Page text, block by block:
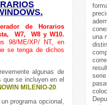
de Horarios
W7, W8 y W10.
98/ME/XP/ NT, en
se tenga de dichos
algunas de
que se incluyen en el
MILENIO-20.
programa opcional,
una